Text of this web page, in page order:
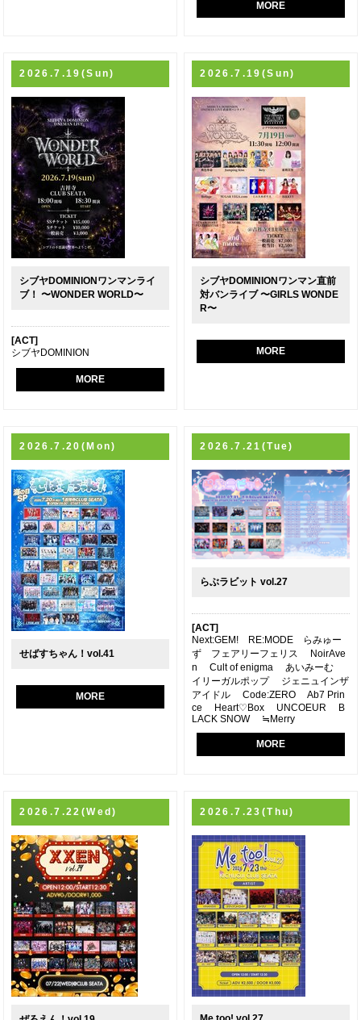
MORE
2026.7.19(Sun)
シブヤDOMINIONワンマンライ
ブ！ 〜WONDER WORLD〜
[ACT]
シブヤDOMINION
MORE
2026.7.19(Sun)
シブヤDOMINIONワンマン直前
対バンライブ 〜GIRLS WONDE
R〜
MORE
2026.7.20(Mon)
せばすちゃん！vol.41
MORE
2026.7.21(Tue)
らぶラビット vol.27
[ACT]
Next:GEM! RE:MODE らみゅー
ず フェアリーフェリス NoirAve
n Cult of enigma あいみーむ
イリーガルポップ ジェニュインザ
アイドル Code:ZERO Ab7 Prin
ce Heart♡Box UNCOEUR B
LACK SNOW ≒Merry
MORE
2026.7.22(Wed) 2026.7.23(Thu)